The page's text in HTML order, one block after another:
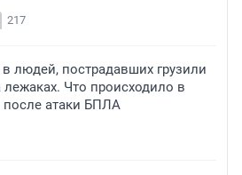
217
в людей, пострадавших грузили
Что происходило в
после атаки БПЛА